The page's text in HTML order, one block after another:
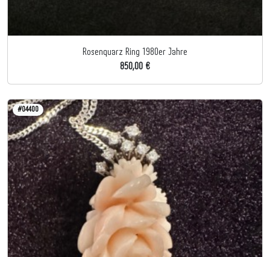
Rosenquarz Ring 1980er Jahre
850,00 €
#04400